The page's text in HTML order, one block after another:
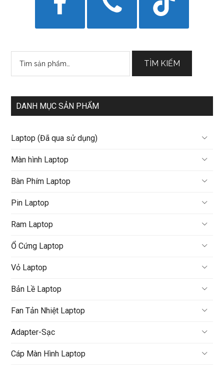
kiếm:
TÌM KIẾM
DANH MỤC SẢN PHẨM
Laptop (Đã qua sử dụng)
Màn hình Laptop
Bàn Phím Laptop
Pin Laptop
Ram Laptop
Ổ Cứng Laptop
Vỏ Laptop
Bản Lề Laptop
Fan Tản Nhiệt Laptop
Adapter-Sạc
Cáp Màn Hình Laptop